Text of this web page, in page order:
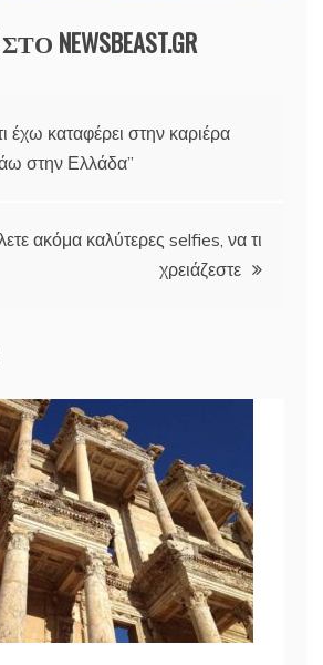
ΣΤΟ NEWSBEAST.GR
έχω καταφέρει στην καριέρα
στην Ελλάδα”
ακόμα καλύτερες selfies, να τι
χρειάζεστε